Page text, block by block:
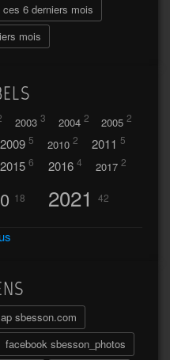
ces 6 derniers mois
mois
2003 3 2004 2 2005 2
2009 5 2010 2 2011 5
2015 6 2016 4 2017 2
18 2021 42
32
Abländschen 3
64 Adelboden 2
sbesson.com
facebook sbesson_photos